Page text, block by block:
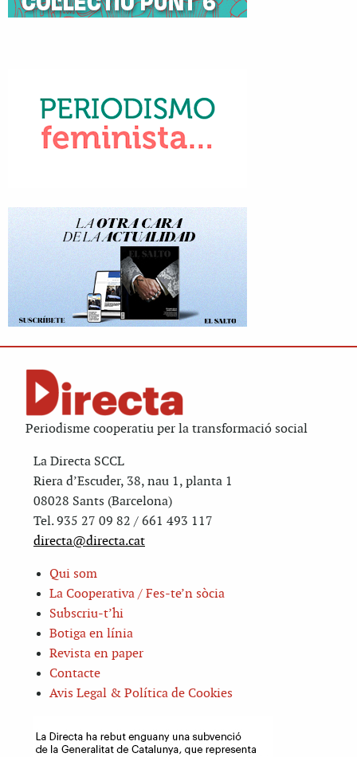
Periodisme cooperatiu per la transformació social
La Directa SCCL
Riera d’Escuder, 38, nau 1, planta 1
08028 Sants (Barcelona)
Tel. 935 27 09 82 / 661 493 117
directa@directa.cat
Qui som
La Cooperativa / Fes-te’n sòcia
Subscriu-t’hi
Botiga en línia
Revista en paper
Contacte
Avis Legal & Política de Cookies